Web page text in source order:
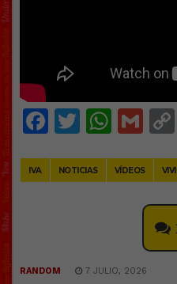
Facebook
Twitter
IVA NOTICIAS VÍDEOS
RANDOM 7 JULIO, 2026